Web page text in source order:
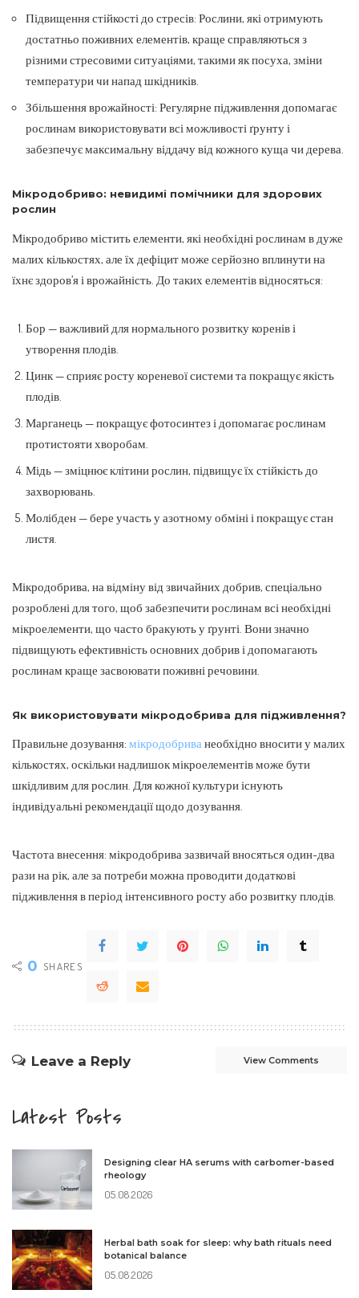
Підвищення стійкості до стресів: Рослини, які отримують
достатньо поживних елементів, краще справляються з
різними стресовими ситуаціями, такими як посуха, зміни
температури чи напад шкідників.
Збільшення врожайності: Регулярне підживлення допомагає
рослинам використовувати всі можливості ґрунту і
забезпечує максимальну віддачу від кожного куща чи дерева.
Мікродобриво: невидимі помічники для здорових
рослин
Мікродобриво містить елементи, які необхідні рослинам в дуже
малих кількостях, але їх дефіцит може серйозно вплинути на
їхнє здоров’я і врожайність. До таких елементів відносяться:
Бор — важливий для нормального розвитку коренів і
утворення плодів.
Цинк — сприяє росту кореневої системи та покращує якість
плодів.
Марганець — покращує фотосинтез і допомагає рослинам
протистояти хворобам.
Мідь — зміцнює клітини рослин, підвищує їх стійкість до
захворювань.
Молібден — бере участь у азотному обміні і покращує стан
листя.
Мікродобрива, на відміну від звичайних добрив, спеціально
розроблені для того, щоб забезпечити рослинам всі необхідні
мікроелементи, що часто бракують у ґрунті. Вони значно
підвищують ефективність основних добрив і допомагають
рослинам краще засвоювати поживні речовини.
Як використовувати мікродобрива для підживлення?
Правильне дозування: мікродобриванеобхідно вносити у малих
кількостях, оскільки надлишок мікроелементів може бути
шкідливим для рослин. Для кожної культури існують
індивідуальні рекомендації щодо дозування.
Частота внесення: мікродобрива зазвичай вносяться один-два
рази на рік, але за потреби можна проводити додаткові
підживлення в період інтенсивного росту або розвитку плодів.
0 SHARES
Leave a Reply View Comments
Latest Posts
Designing clear HA serums with carbomer-based
rheology
05.08.2026
Herbal bath soak for sleep: why bath rituals need
botanical balance
05.08.2026